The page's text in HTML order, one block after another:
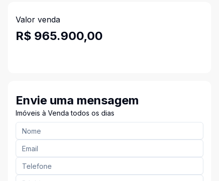
Valor venda
R$ 965.900,00
Envie uma mensagem
Imóveis à Venda todos os dias